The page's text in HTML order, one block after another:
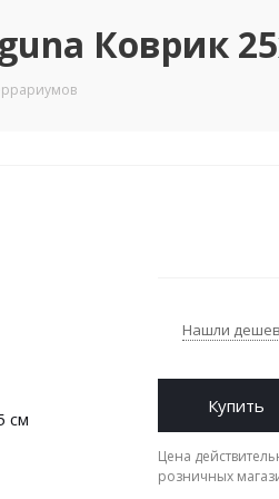
Коврик
Нашли
Купить
Цена
розничных